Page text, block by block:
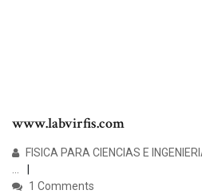
www.labvirfis.com
FISICA PARA CIENCIAS E
...
1 Comments